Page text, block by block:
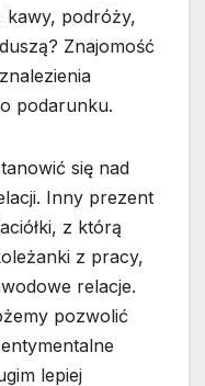
kawy, podróży,
Znajomość
podarunku.
się nad
Inny prezent
z którą
z pracy,
relacje.
pozwolić
lepiej